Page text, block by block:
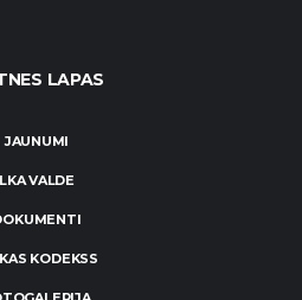
LAPAS
JAUNUMI
LKA VALDE
KODEKSS